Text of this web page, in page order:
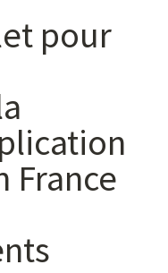
pour
France